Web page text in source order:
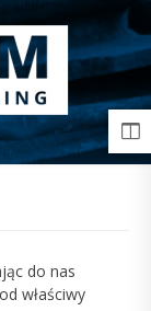
do nas
właściwy